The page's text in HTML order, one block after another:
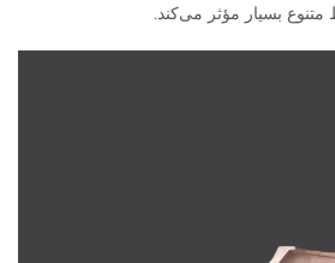
بسیار مؤثر می‌کند.